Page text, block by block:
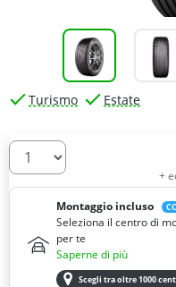
Turismo Estate
Quantità
+
Montaggio incluso
Seleziona il centro di
per te
Saperne di più
Scegli tra oltre 1000